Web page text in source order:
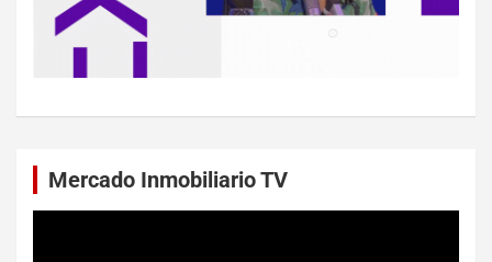
Mercado Inmobiliario TV